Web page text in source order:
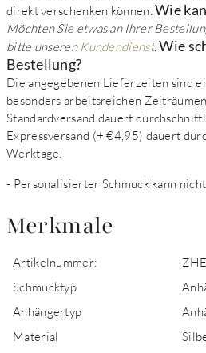
direkt verschenken können.Wie
Möchten Sie etwas an Ihrer
bitte unseren Kundendienst. Wie
Bestellung?
Die angegebenen Lieferzeiten sind
besonders arbeitsreichen
Standardversand dauert
Expressversand (+ €4,95) dauert
Werktage.
- Personalisierter Schmuck kann
Merkmale
Artikelnummer:
Schmucktyp
Anhängertyp
Material